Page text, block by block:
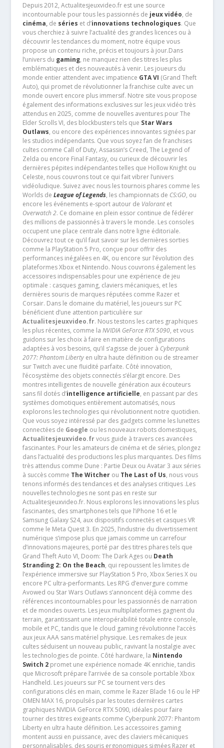
Depuis 2012, Actualitesjeuxvideo.fr est une source
incontournable pour tous les passionnés de jeux vidéo, de
cinéma,de séries et d’innovations technologiques. Que
vous cherchiez à suivre l’actualité des grandes licences ou à
découvrir les tendances du moment, notre équipe vous
propose un contenu riche, précis et toujours à jour.Dans
l’univers du gaming, ne manquez rien des titres les plus
emblématiques et des nouveautés à venir. Les joueurs du
monde entier attendent avec impatience GTA VI (Grand Theft
Auto), qui promet de révolutionner la franchise culte avec un
monde ouvert encore plus immersif. Notre site vous propose
également des informations exclusives sur les jeux vidéo très
attendus en 2025, comme de nouvelles aventures pour The
Elder Scrolls VI, des blockbusters tels que Star Wars
Outlaws, ou encore des expériences innovantes signées par
les studios indépendants. Que vous soyez fan de franchises
cultes comme Call of Duty, Assassin’s Creed, The Legend of
Zelda ou encore Final Fantasy, ou curieux de découvrir les
dernières pépites indépendantes telles que Hollow Knight ou
Celeste, nous couvrons tout ce qui fait vibrer l’univers
vidéoludique. Suivez avec nous les tournois phares comme les
Worlds de League of Legends, les championnats de CS:GO, ou
encore les événements e-sport autour de Valorantet
Overwatch 2. Ce domaine en plein essor continue de fédérer
des millions de passionnés à travers le monde. Les consoles
occupent une place centrale dans notre ligne éditoriale.
Découvrez tout ce qu’il faut savoir sur les dernières sorties
comme la PlayStation 5 Pro, conçue pour offrir des
performances inégalées en 4K, ou encore sur l’évolution des
plateformes Xbox et Nintendo. Nous couvrons également les
accessoires indispensables pour une expérience de jeu
optimale : casques gaming, claviers mécaniques, et les
dernières souris de marques réputées comme Razer et
Corsair. Dans le domaine du matériel, les joueurs sur PC
bénéficient d’une attention particulière sur
Actualitesjeuxvideo.fr. Nous testons les cartes graphiques
les plus récentes, comme la NVIDIA GeForce RTX 5090, et vous
guidons sur les choix à faire en matière de configurations
adaptées à vos besoins, qu’il s’agisse de jouer à Cyberpunk
2077: Phantom Libertyen ultra haute définition ou de streamer
sur Twitch avec une fluidité parfaite. Côté innovation,
l’écosystème des objets connectés s’élargit encore. Des
montres intelligentes de nouvelle génération aux écouteurs
sans fil dotés d’intelligence artificielle, en passant par des
systèmes domotiques entièrement automatisés, nous
explorons les technologies qui révolutionnent notre quotidien.
Que vous soyez intéressé par des gadgets comme les lunettes
connectées de Google ou les nouveaux robots domestiques,
Actualitesjeuxvideo.frvous guide à travers ces avancées
fascinantes. Pour les amateurs de cinéma et de séries, plongez
dans l’actualité des productions les plus marquantes. Des films
très attendus comme Dune : Partie Deux ou Avatar 3 aux séries
à succès comme The Witcherou The Last of Us, nous vous
tenons informés des tendances et des analyses critiques .Les
nouvelles technologies ne sont pas en reste sur
Actualitesjeuxvideo.fr. Nous explorons les innovations les plus
fascinantes, des smartphones tels que l’iPhone 16 et le
Samsung Galaxy S24, aux dispositifs connectés et casques VR
comme le Meta Quest 3. En 2025, l’industrie du divertissement
numérique s’impose plus que jamais comme un carrefour
d’innovations majeures, porté par des titres phares tels que
Grand Theft Auto VI, Doom: The Dark Ages ou Death
Stranding 2: On the Beach, qui repoussent les limites de
l’expérience immersive sur PlayStation 5 Pro, Xbox Series X ou
encore PC ultra-performants. Les RPG d’envergure comme
Avowed ou Star Wars Outlaws s’annoncent déjà comme des
références incontournables pour les passionnés de narration
et de mondes ouverts. Les jeux multiplateformes gagnent du
terrain, garantissant une interopérabilité totale entre console,
mobile et PC, tandis que le cloud gaming révolutionne l’accès
aux jeux AAA sans matériel physique. Les remakes de jeux
cultes séduisent un nouveau public, ravivant la nostalgie avec
les technologies de pointe. Côté hardware, la Nintendo
Switch 2promet une expérience nomade 4K enrichie, tandis
que Microsoft prépare l’arrivée de sa console portable Xbox
Handheld. Les joueurs sur PC se tournent vers des
configurations clés en main, comme le Razer Blade 16 ou le HP
OMEN MAX 16, propulsés par les toutes dernières cartes
graphiques NVIDIA GeForce RTX 5090, idéales pour faire
tourner des titres exigeants comme Cyberpunk 2077: Phantom
Liberty en ultra haute définition. Les accessoires gaming
montent aussi en puissance, avec des claviers mécaniques
personnalisables, des souris ergonomiques signées Razer et